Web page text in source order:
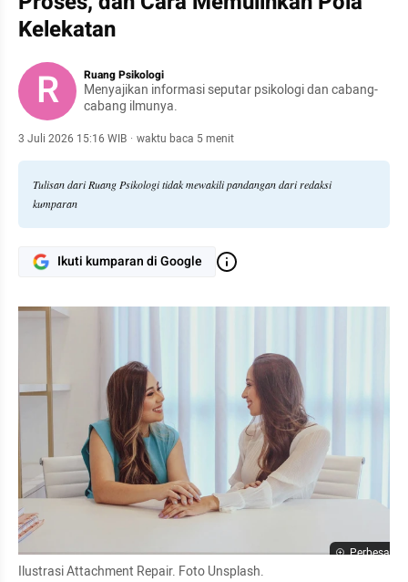
Kelekatan
R Ruang Psikologi
Menyajikan informasi seputar psikologi dan cabang-
cabang ilmunya.
3 Juli 2026 15:16 WIB · waktu baca 5 menit
Tulisan dari Ruang Psikologi tidak mewakili pandangan dari redaksi
kumparan
Ikuti kumparan di Google
Perbesar
Ilustrasi Attachment Repair. Foto Unsplash.